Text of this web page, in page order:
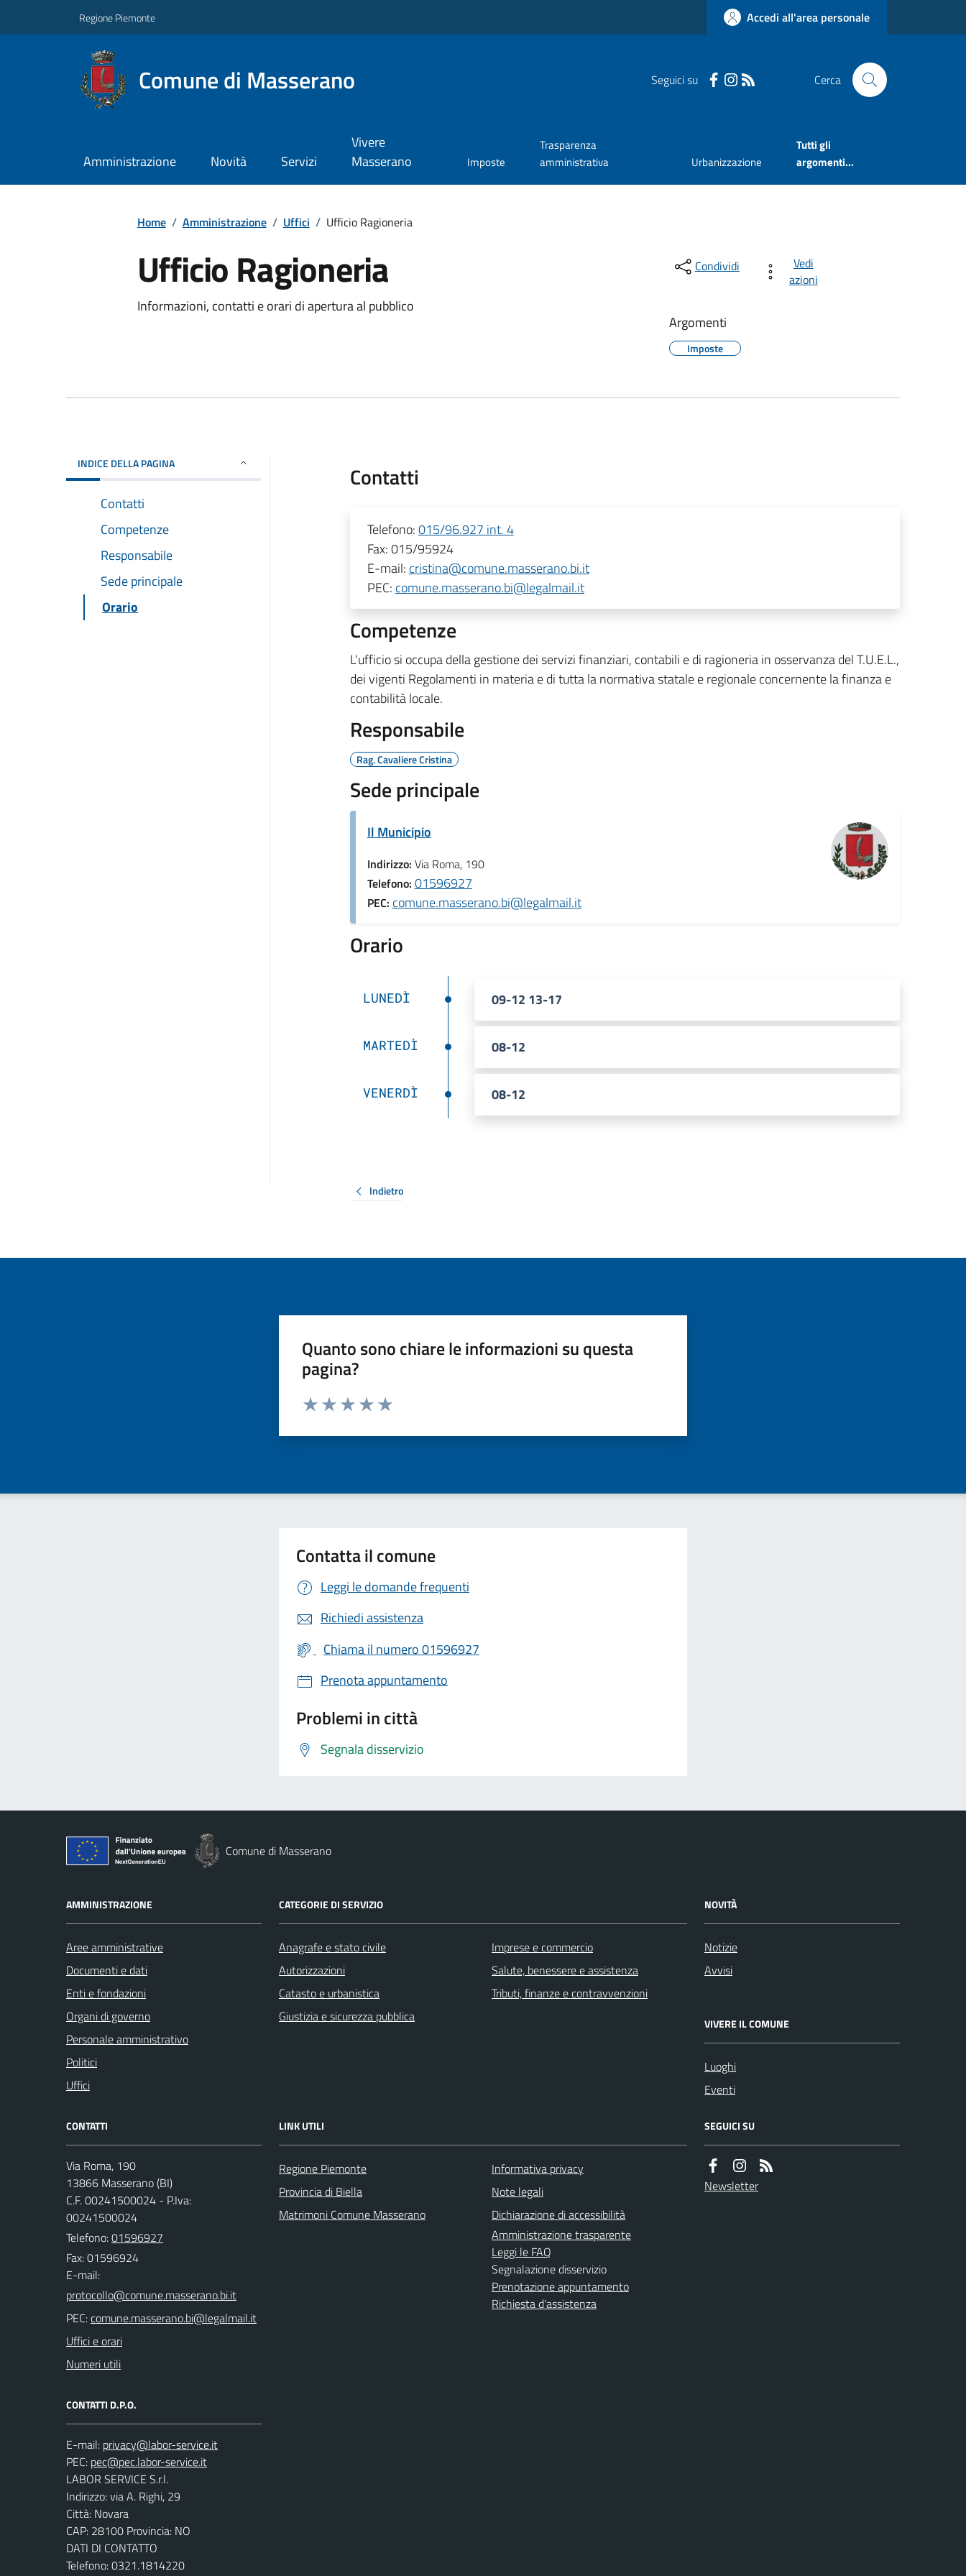
Regione Piemonte Accedi all'area personale
Comune di Masserano Seguici su Cerca
Amministrazione Novità Servizi
Vivere
Masserano
Imposte
Trasparenza
amministrativa
Urbanizzazione
Tutti gli
argomenti...
Home / Amministrazione / Uffici / Ufficio Ragioneria
Ufficio Ragioneria
Informazioni, contatti e orari di apertura al pubblico
Condividi
Vedi
azioni
Argomenti
Imposte
INDICE DELLA PAGINA
Contatti
Competenze
Responsabile
Sede principale
Orario
Contatti
Telefono:015/96.927 int. 4
Fax:015/95924
E-mail: cristina@comune.masserano.bi.it
PEC: comune.masserano.bi@legalmail.it
Competenze
L'ufficio si occupa della gestione dei servizi finanziari, contabili e di ragioneria in osservanza del T.U.E.L.,
dei vigenti Regolamenti in materia e di tutta la normativa statale e regionale concernente la finanza e
contabilità locale.
Responsabile
Rag. Cavaliere Cristina
Sede principale
Il Municipio
Indirizzo: Via Roma, 190
Telefono: 01596927
PEC: comune.masserano.bi@legalmail.it
Orario
LUNEDÌ 09-12 13-17
MARTEDÌ 08-12
VENERDÌ 08-12
Indietro
Quanto sono chiare le informazioni su questa
pagina?
Valuta da 1 a 5 stelle la pagina
Contatta il comune
Leggi le domande frequenti
Richiedi assistenza
Chiama il numero 01596927
Prenota appuntamento
Problemi in città
Segnala disservizio
Comune di Masserano
AMMINISTRAZIONE
Aree amministrative
Documenti e dati
Enti e fondazioni
Organi di governo
Personale amministrativo
Politici
Uffici
CATEGORIE DI SERVIZIO
Anagrafe e stato civile
Autorizzazioni
Catasto e urbanistica
Giustizia e sicurezza pubblica
Imprese e commercio
Salute, benessere e assistenza
Tributi, finanze e contravvenzioni
NOVITÀ
Notizie
Avvisi
VIVERE IL COMUNE
Luoghi
Eventi
CONTATTI
Via Roma, 190
13866 Masserano (BI)
C.F. 00241500024 - P.Iva:
00241500024
Telefono:01596927
Fax: 01596924
E-mail:
PEC:
Uffici e orari
Numeri utili
CONTATTI D.P.O.
E-mail:
PEC:
LABOR SERVICE S.r.l.
Indirizzo: via A. Righi, 29
Città: Novara
CAP: 28100 Provincia: NO
DATI DI CONTATTO
Telefono: 0321.1814220
LINK UTILI
Regione Piemonte
Provincia di Biella
Matrimoni Comune Masserano
Informativa privacy
Note legali
Dichiarazione di accessibilità
Amministrazione trasparente
Leggi le FAQ
Segnalazione disservizio
Prenotazione appuntamento
Richiesta d'assistenza
SEGUICI SU
Newsletter